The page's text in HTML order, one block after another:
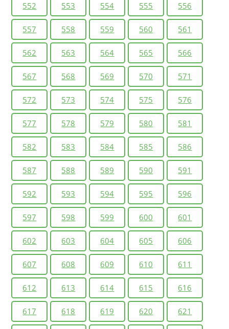
552 553 554 555 556
557 558 559 560 561
562 563 564 565 566
567 568 569 570 571
572 573 574 575 576
577 578 579 580 581
582 583 584 585 586
587 588 589 590 591
592 593 594 595 596
597 598 599 600 601
602 603 604 605 606
607 608 609 610 611
612 613 614 615 616
617 618 619 620 621